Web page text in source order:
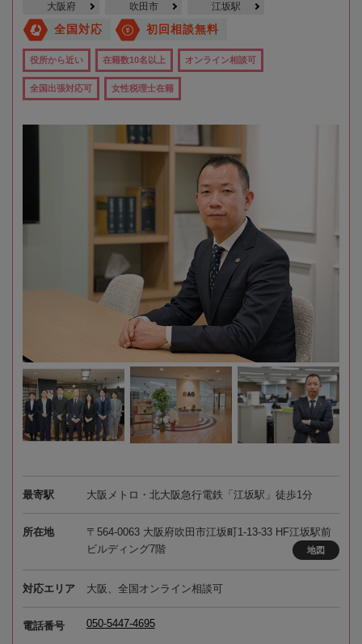
大阪府 吹田市 江坂駅
全国対応 初回相談無料
役所から近い 在籍数10名以上 オンライン相談可
全国出張対応可 女性税理士在籍
最寄駅 大阪メトロ・北大阪急行電鉄「江坂駅」徒歩1分
所在地
〒564-0063 大阪府吹田市江坂町1-13-33 HF江坂駅前
ビルディング7階
地図
対応エリア 大阪、全国オンライン相談可
電話番号 050-5447-4695